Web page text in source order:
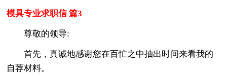
模具专业求职信 篇3
尊敬的领导:
首先，真诚地感谢您在百忙之中抽出时间来看我的
自荐材料。